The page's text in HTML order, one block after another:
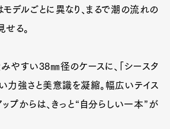
デルごとに異なり、まるで潮の流れの
る。
やすい38㎜径のケースに、「シースタ
い力強さと美意識を凝縮。幅広いテイス
ップからは、きっと“自分らしい一本”が